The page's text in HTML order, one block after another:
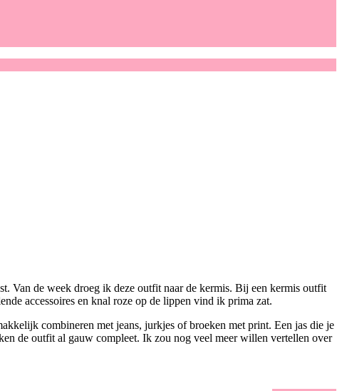
Van de week droeg ik deze outfit naar de kermis. Bij een kermis outfit
accessoires en knal roze op de lippen vind ik prima zat.
combineren met jeans, jurkjes of broeken met print. Een jas die je
de outfit al gauw compleet. Ik zou nog veel meer willen vertellen over